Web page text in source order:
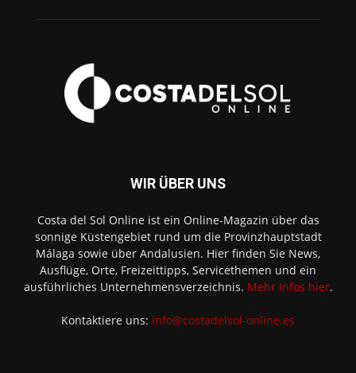
WIR ÜBER UNS
Costa del Sol Online ist ein Online-Magazin über das
sonnige Küstengebiet rund um die Provinzhauptstadt
Málaga sowie über Andalusien. Hier finden Sie News,
Ausflüge, Orte, Freizeittipps, Servicethemen und ein
ausführliches Unternehmensverzeichnis. Mehr Infos hier.
Kontaktiere uns: info@costadelsol-online.es